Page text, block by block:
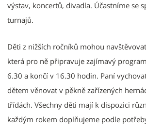
výstav, koncertů, divadla. Účastníme se
turnajů.
Děti z nižších ročníků mohou
která pro ně připravuje zajímavý
6.30 a končí v 16.30 hodin. Paní
dětem věnovat v pěkně zařízených
třídách. Všechny děti mají k dispozici
každým rokem doplňujeme podle